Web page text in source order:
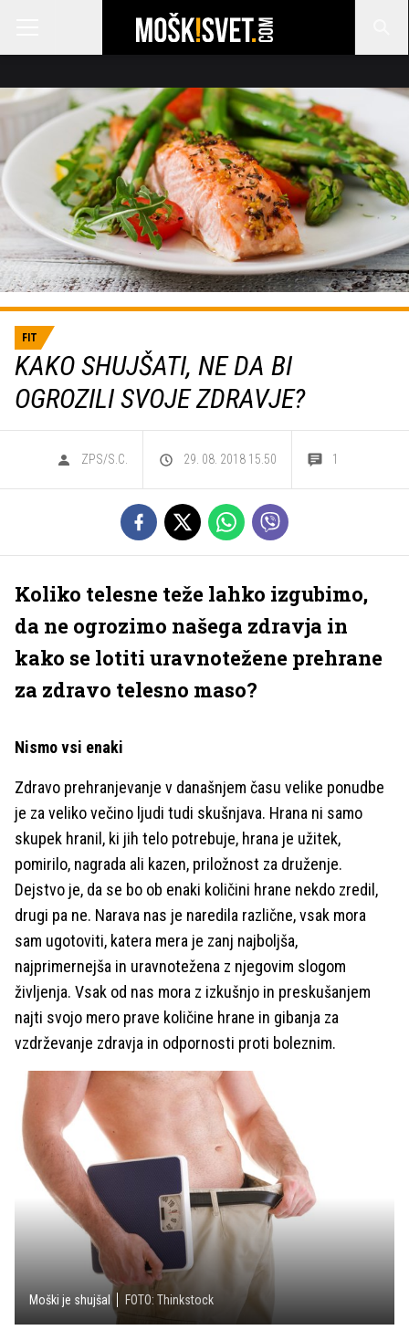
FIT
KAKO SHUJŠATI, NE DA BI
OGROZILI SVOJE ZDRAVJE?
ZPS/S.C. 29. 08. 2018 15.50 1
Koliko telesne teže lahko izgubimo,
da ne ogrozimo našega zdravja in
kako se lotiti uravnotežene prehrane
za zdravo telesno maso?
Nismo vsi enaki
Zdravo prehranjevanje v današnjem času velike ponudbe
je za veliko večino ljudi tudi skušnjava. Hrana ni samo
skupek hranil, ki jih telo potrebuje, hrana je užitek,
pomirilo, nagrada ali kazen, priložnost za druženje.
Dejstvo je, da se bo ob enaki količini hrane nekdo zredil,
drugi pa ne. Narava nas je naredila različne, vsak mora
sam ugotoviti, katera mera je zanj najboljša,
najprimernejša in uravnotežena z njegovim slogom
življenja. Vsak od nas mora z izkušnjo in preskušanjem
najti svojo mero prave količine hrane in gibanja za
vzdrževanje zdravja in odpornosti proti boleznim.
Moški je shujšal FOTO: Thinkstock